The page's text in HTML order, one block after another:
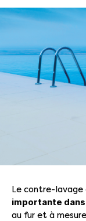
Le contre-lavage
importante
au fur et à